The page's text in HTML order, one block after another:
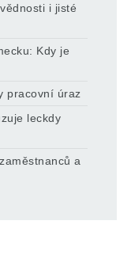
i jisté
Kdy je
pracovní úraz
leckdy
a